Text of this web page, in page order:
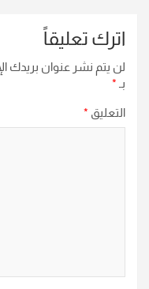
اترك تعليقاً
لن يتم نشر عنوان بريدك
بـ *
التعليق *